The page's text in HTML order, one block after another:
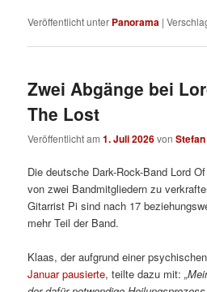
Veröffentlicht unter Panorama |
Zwei Abgänge bei
The Lost
Veröffentlicht am1. Juli 2026von
Die deutsche Dark-Rock-Band Lord
von zwei Bandmitgliedern zu
Gitarrist Pi sind nach 17
mehr Teil der Band.
Klaas, der aufgrund einer
Januar pausierte, teilte dazu mit: